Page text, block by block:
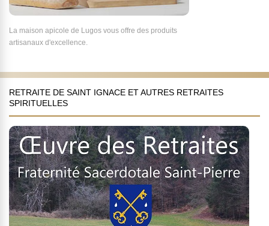
La maison apicole de Lugos vous offre des produits
artisanaux d'excellence.
RETRAITE DE SAINT IGNACE ET AUTRES RETRAITES
SPIRITUELLES